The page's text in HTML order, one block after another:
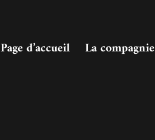
Page d’accueil La compagnie